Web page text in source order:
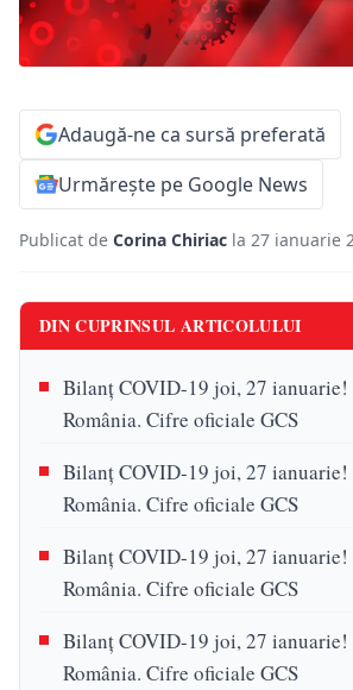
Adaugă-ne ca sursă preferată
Urmărește pe Google News
Publicat de Corina Chiriac la 27 ianuarie
DIN CUPRINSUL ARTICOLULUI
Bilanț COVID-19 joi, 27
România. Cifre oficiale GCS
Bilanț COVID-19 joi, 27
România. Cifre oficiale GCS
Bilanț COVID-19 joi, 27
România. Cifre oficiale GCS
Bilanț COVID-19 joi, 27
România. Cifre oficiale GCS